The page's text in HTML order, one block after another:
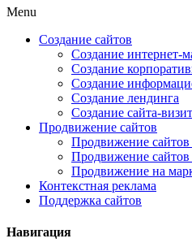
Menu
Создание сайтов
Создание интернет-
Создание
Создание
Создание лендинга
Создание сайта-
Продвижение сайтов
Продвижение
Продвижение сайтов
Продвижение на
Контекстная реклама
Поддержка сайтов
Навигация